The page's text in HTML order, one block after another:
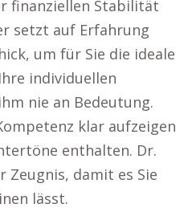
finanziellen Stabilität
setzt auf Erfahrung
um für Sie die ideale
individuellen
nie an Bedeutung.
klar aufzeigen
enthalten. Dr.
damit es Sie
lässt.